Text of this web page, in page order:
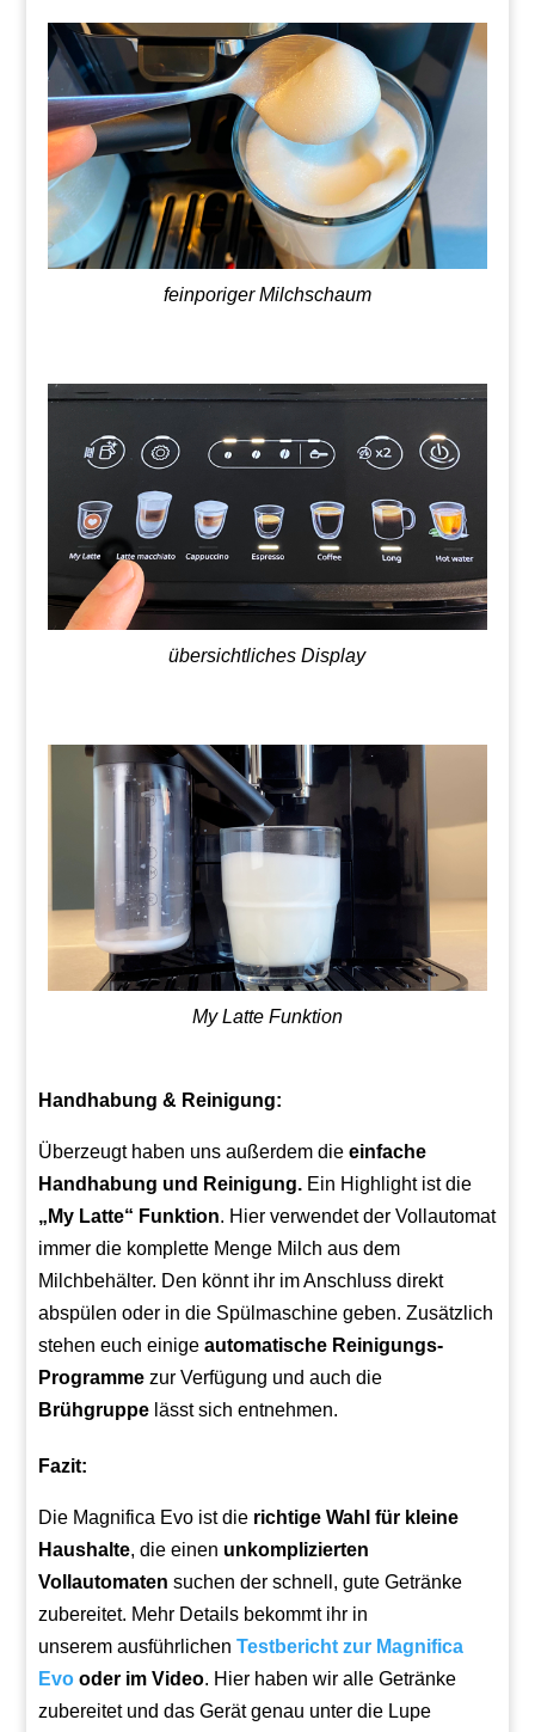
feinporiger Milchschaum
übersichtliches Display
My Latte Funktion
Handhabung & Reinigung:
Überzeugt haben uns außerdem dieeinfache
Handhabung und Reinigung. Ein Highlight ist die
„My Latte“ Funktion. Hier verwendet der Vollautomat
immer die komplette Menge Milch aus dem
Milchbehälter. Den könnt ihr im Anschluss direkt
abspülen oder in die Spülmaschine geben. Zusätzlich
stehen euch einigeautomatische Reinigungs-
Programme zur Verfügung und auch die
Brühgruppe lässt sich entnehmen.
Fazit:
Die Magnifica Evo ist die richtige Wahl für kleine
Haushalte, die einen unkomplizierten
Vollautomaten suchen der schnell, gute Getränke
zubereitet. Mehr Details bekommt ihr in
unserem ausführlichenTestbericht zur Magnifica
Evo oder im Video. Hier haben wir alle Getränke
zubereitet und das Gerät genau unter die Lupe